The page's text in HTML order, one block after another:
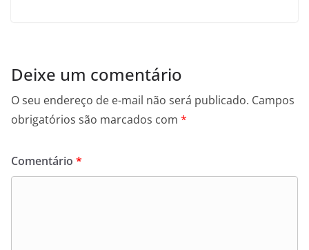
Deixe um comentário
O seu endereço de e-mail não será publicado. Campos
obrigatórios são marcados com *
Comentário *